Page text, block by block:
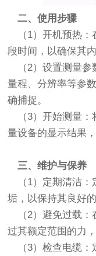
二、使用步骤
（1）开机预热：
段时间，以确保其
（2）设置测量参
量程、分辨率等参
确捕捉。
（3）开始测量：
量设备的显示结果
三、维护与保养
（1）定期清洁：
垢，以保持其良好
（2）避免过载：
过其额定范围的力
（3）检查电缆：